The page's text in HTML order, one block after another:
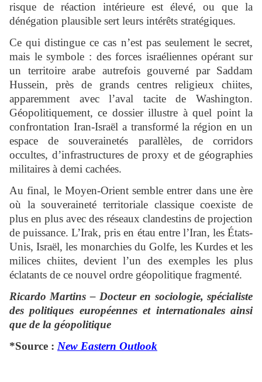
risque de réaction intérieure est élevé, ou que la
dénégation plausible sert leurs intérêts stratégiques.
Ce qui distingue ce cas n’est pas seulement le secret,
mais le symbole : des forces israéliennes opérant sur
un territoire arabe autrefois gouverné par Saddam
Hussein, près de grands centres religieux chiites,
apparemment avec l’aval tacite de Washington.
Géopolitiquement, ce dossier illustre à quel point la
confrontation Iran-Israël a transformé la région en un
espace de souverainetés parallèles, de corridors
occultes, d’infrastructures de proxy et de géographies
militaires à demi cachées.
Au final, le Moyen-Orient semble entrer dans une ère
où la souveraineté territoriale classique coexiste de
plus en plus avec des réseaux clandestins de projection
de puissance. L’Irak, pris en étau entre l’Iran, les États-
Unis, Israël, les monarchies du Golfe, les Kurdes et les
milices chiites, devient l’un des exemples les plus
éclatants de ce nouvel ordre géopolitique fragmenté.
Ricardo Martins – Docteur en sociologie, spécialiste
des politiques européennes et internationales ainsi
que de la géopolitique
*Source : New Eastern Outlook